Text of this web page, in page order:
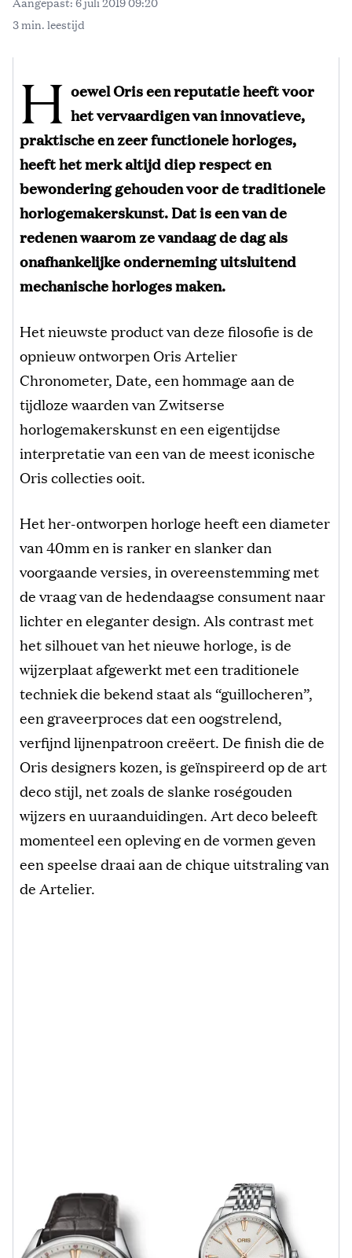
3 min. leestijd
H oewel Oris een reputatie heeft voor
het vervaardigen van innovatieve,
praktische en zeer functionele horloges,
heeft het merk altijd diep respect en
bewondering gehouden voor de traditionele
horlogemakerskunst. Dat is een van de
redenen waarom ze vandaag de dag als
onafhankelijke onderneming uitsluitend
mechanische horloges maken.
Het nieuwste product van deze filosofie is de
opnieuw ontworpen Oris Artelier
Chronometer, Date, een hommage aan de
tijdloze waarden van Zwitserse
horlogemakerskunst en een eigentijdse
interpretatie van een van de meest iconische
Oris collecties ooit.
Het her-ontworpen horloge heeft een diameter
van 40mm en is ranker en slanker dan
voorgaande versies, in overeenstemming met
de vraag van de hedendaagse consument naar
lichter en eleganter design. Als contrast met
het silhouet van het nieuwe horloge, is de
wijzerplaat afgewerkt met een traditionele
techniek die bekend staat als “guillocheren”,
een graveerproces dat een oogstrelend,
verfijnd lijnenpatroon creëert. De finish die de
Oris designers kozen, is geïnspireerd op de art
deco stijl, net zoals de slanke roségouden
wijzers en uuraanduidingen. Art deco beleeft
momenteel een opleving en de vormen geven
een speelse draai aan de chique uitstraling van
de Artelier.